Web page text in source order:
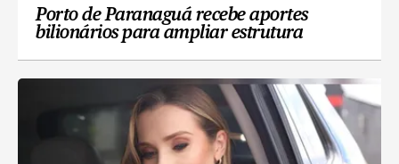
Porto de Paranaguá recebe aportes
bilionários para ampliar estrutura